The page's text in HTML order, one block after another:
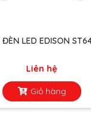
ĐÈN LED EDISON
Liên hệ
Giỏ hàng